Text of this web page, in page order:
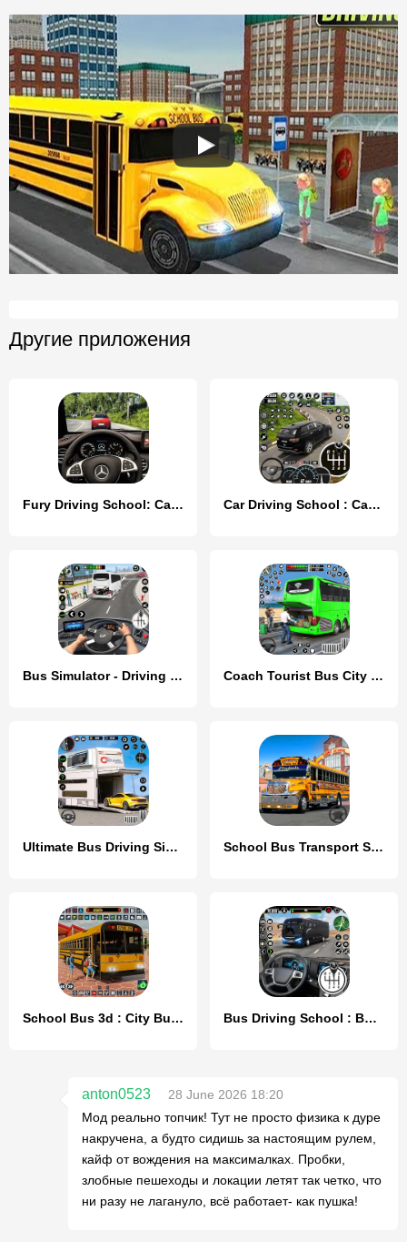
Другие приложения
Fury Driving School: Car Game Car Driving School : Car Games
Bus Simulator - Driving Games Coach Tourist Bus City Driving
Ultimate Bus Driving Simulator School Bus Transport Simulator
School Bus 3d : City Bus Games Bus Driving School : Bus Games
anton0523
28 June 2026 18:20
Мод реально топчик! Тут не просто физика к дуре
накручена, а будто сидишь за настоящим рулем,
кайф от вождения на максималках. Пробки,
злобные пешеходы и локации летят так четко, что
ни разу не лагануло, всё работает- как пушка!